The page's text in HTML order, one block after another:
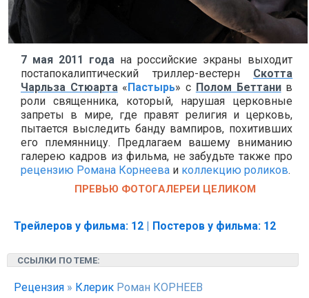
7 мая 2011 года на российские экраны выходит
постапокалиптический триллер-вестерн Скотта
Чарльза Стюарта«Пастырь» с Полом Беттанив
роли священника, который, нарушая церковные
запреты в мире, где правят религия и церковь,
пытается выследить банду вампиров, похитивших
его племянницу. Предлагаем вашему вниманию
галерею кадров из фильма, не забудьте также про
рецензию Романа Корнеева и коллекцию роликов.
ПРЕВЬЮ ФОТОГАЛЕРЕИ ЦЕЛИКОМ
Трейлеров у фильма: 12 | Постеров у фильма: 12
ССЫЛКИ ПО ТЕМЕ:
Рецензия » Клерик Роман КОРНЕЕВ